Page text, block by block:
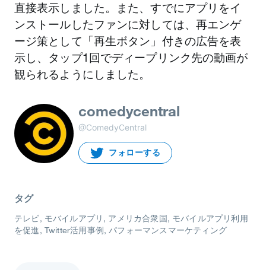
直接表示しました。また、すでにアプリをイ
ンストールしたファンに対しては、再エンゲ
ージ策として「再生ボタン」付きの広告を表
示し、タップ1回でディープリンク先の動画が
観られるようにしました。
comedycentral
@ComedyCentral
フォローする
タグ
テレビ モバイルアプリ アメリカ合衆国 モバイルアプリ利用
を促進 Twitter活用事例 パフォーマンスマーケティング